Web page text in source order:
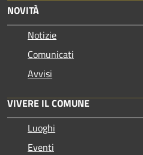
NOVITÀ
Notizie
Comunicati
Avvisi
VIVERE IL COMUNE
Luoghi
Eventi